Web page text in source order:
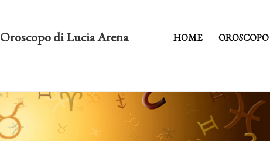
Oroscopo di Lucia Arena HOME OROSCOPO